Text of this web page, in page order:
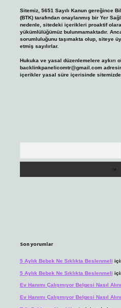
Sitemiz, 5651 Sayılı Kanun gereğince
(BTK) tarafından onaylanmış bir Yer
nedenle, sitedeki içerikleri proaktif
yükümlülüğümüz bulunmamaktadır.
sorumluluğunu taşımakta olup, siteye
etmiş sayılırlar.
Hukuka ve yasal düzenlemelere aykırı
backlinkpanelicomtr@gmail.com
içerikler yasal süre içerisinde
Son yorumlar
5 Aylık Bebek Ne Sıklıkta Beslenmeli
5 Aylık Bebek Ne Sıklıkta Beslenmeli
Ev Hanımı Çalışmıyor Belgesi Nasıl
Ev Hanımı Çalışmıyor Belgesi Nasıl